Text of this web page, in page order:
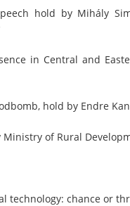
hold by Mihály
in Central and
hold by Endre
Ministry of Rural
technology: chance or